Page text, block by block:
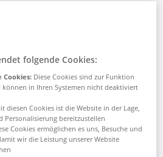
Inc. ist ein weltweit
von industriellen
und
Unser Ziel ist es, die
alle zu verbessern, indem
folgende Cookies:
Cookies:Diese Cookies sind zur Funktion
in Ihren Systemen nicht deaktiviert
diesen Cookies ist die Website in der Lage,
bereitzustellen
Cookies ermöglichen es uns, Besuche und
wir die Leistung unserer Website